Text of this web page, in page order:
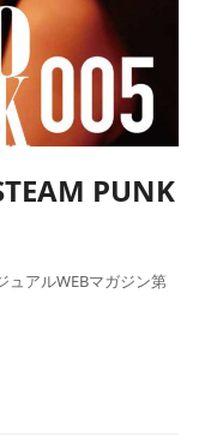
PUNK
ュアルWEBマガジン第